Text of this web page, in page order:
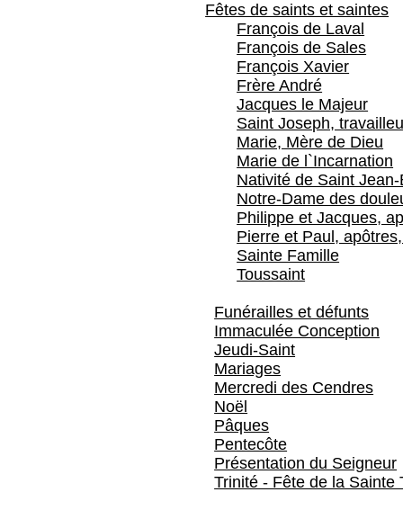
Fêtes de saints et saintes
François de Laval
François de Sales
François Xavier
Frère André
Jacques le Majeur
Saint Joseph,
Marie, Mère de Dieu
Marie de l`Incarnation
Nativité de Saint
Notre-Dame des
Philippe et Jacques,
Pierre et Paul,
Sainte Famille
Toussaint
Funérailles et défunts
Immaculée Conception
Jeudi-Saint
Mariages
Mercredi des Cendres
Noël
Pâques
Pentecôte
Présentation du Seigneur
Trinité - Fête de la Sainte